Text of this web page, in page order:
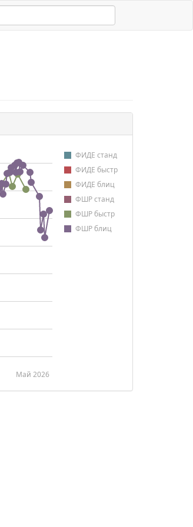
ФИДЕ станд
ФИДЕ быстр
ФИДЕ блиц
ФШР станд
ФШР быстр
ФШР блиц
Май 2026